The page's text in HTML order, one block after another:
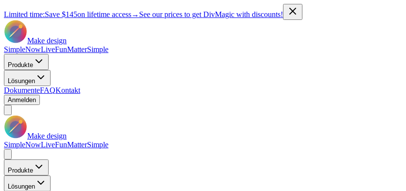
Limited time:Save $145on lifetime access→ See our prices to get DivMagic with discounts!
Make design
SimpleNowLiveFunMatterSimple
Produkte
Lösungen
DokumenteFAQKontakt
Anmelden
Make design
SimpleNowLiveFunMatterSimple
Produkte
Lösungen